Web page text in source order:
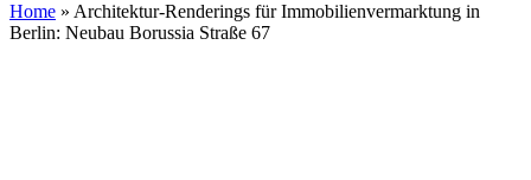
Home » Architektur-Renderings für Immobilienvermarktung in
Berlin: Neubau Borussia Straße 67